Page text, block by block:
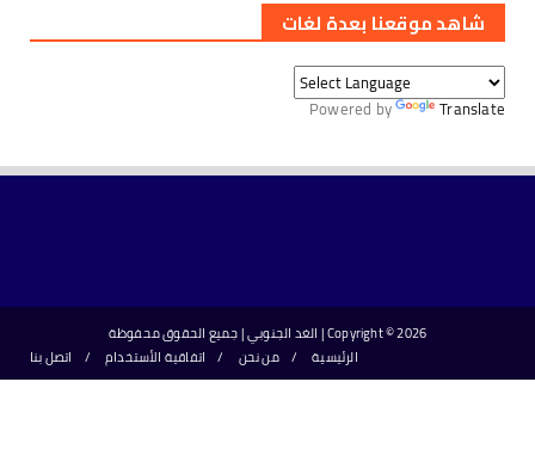
شاهد موقعنا بعدة لغات
Powered by Translate
Copyright ©2026 | الغد الجنوبي | جميع الحقوق محفوظة
الرئيسية
من نحن اتفاقية الأستخدام اتصل بنا